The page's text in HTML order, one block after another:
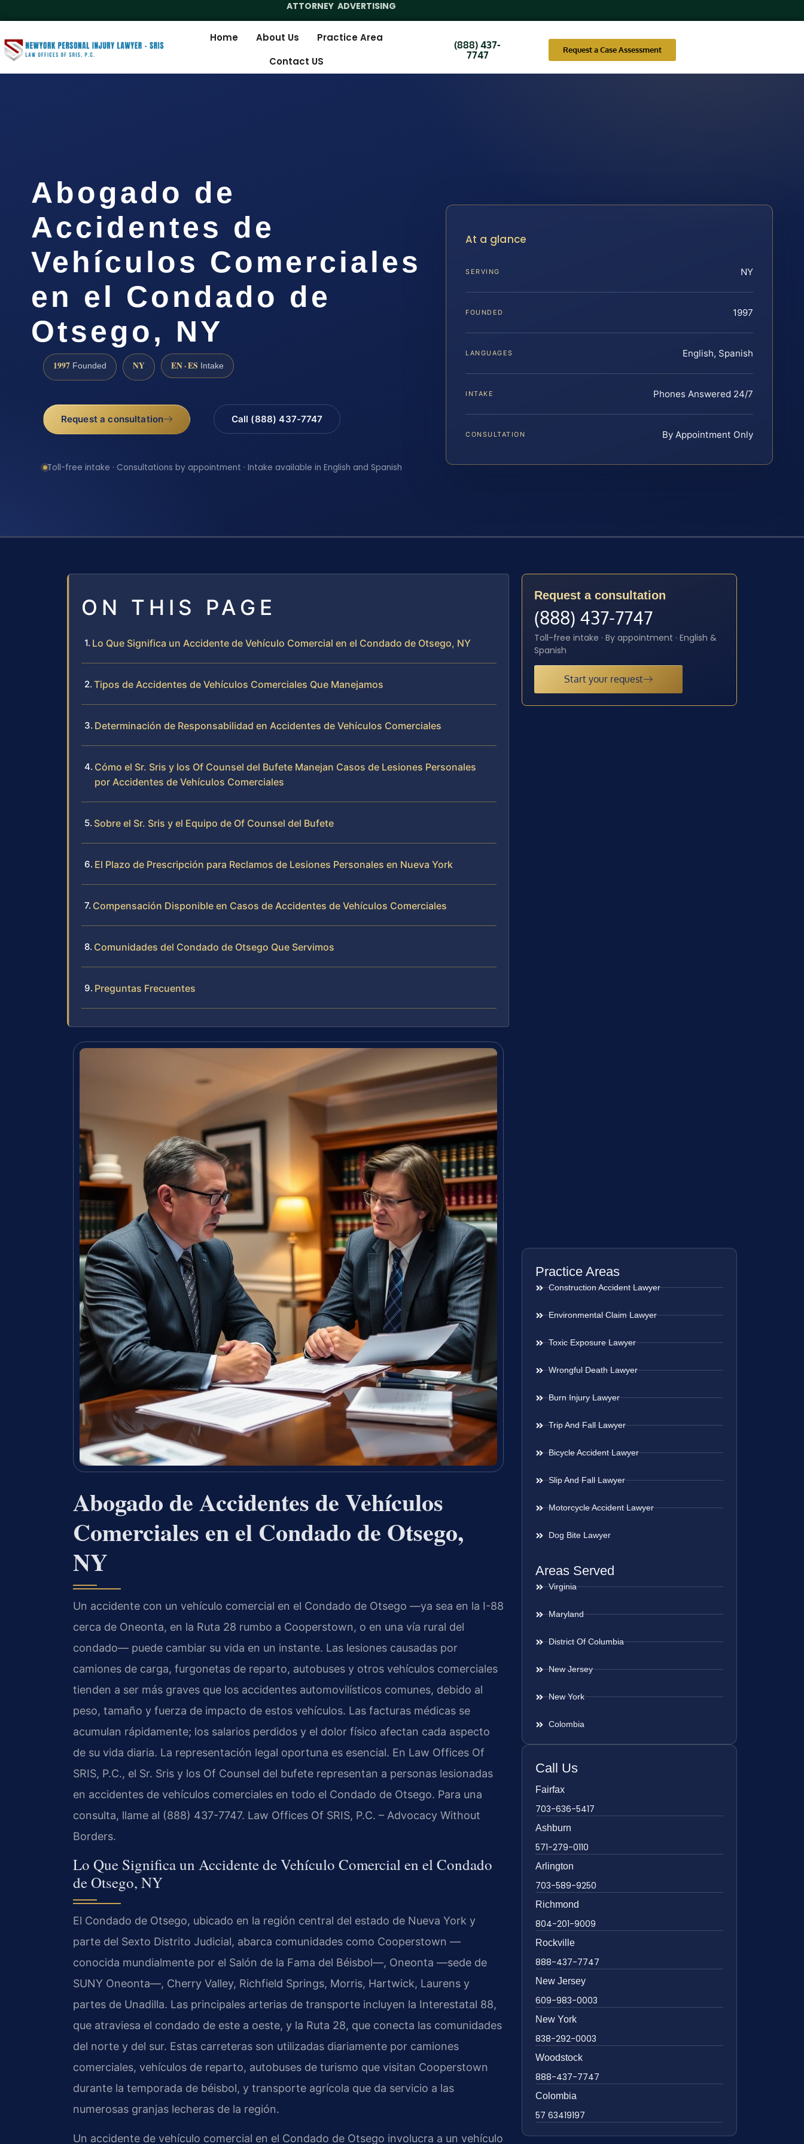
ATTORNEY ADVERTISING
Home About Us
Practice Area
Contact US
(888) 437-
7747
Request a Case Assessment
Abogado de
Accidentes de
Vehículos Comerciales
en el Condado de
Otsego, NY
1997 Founded NY EN · ES Intake
Request a consultation Call (888) 437-7747
Toll-free intake · Consultations by appointment · Intake available in English and Spanish
At a glance
SERVING NY
FOUNDED 1997
LANGUAGES English, Spanish
INTAKE Phones Answered 24/7
CONSULTATION By Appointment Only
ON THIS PAGE
Lo Que Significa un Accidente de Vehículo Comercial en el Condado de Otsego, NY
Tipos de Accidentes de Vehículos Comerciales Que Manejamos
Determinación de Responsabilidad en Accidentes de Vehículos Comerciales
Cómo el Sr. Sris y los Of Counsel del Bufete Manejan Casos de Lesiones Personales
por Accidentes de Vehículos Comerciales
Sobre el Sr. Sris y el Equipo de Of Counsel del Bufete
El Plazo de Prescripción para Reclamos de Lesiones Personales en Nueva York
Compensación Disponible en Casos de Accidentes de Vehículos Comerciales
Comunidades del Condado de Otsego Que Servimos
Preguntas Frecuentes
Abogado de Accidentes de Vehículos
Comerciales en el Condado de Otsego,
NY
Un accidente con un vehículo comercial en el Condado de Otsego —ya sea en la I-88
cerca de Oneonta, en la Ruta 28 rumbo a Cooperstown, o en una vía rural del
condado— puede cambiar su vida en un instante. Las lesiones causadas por
camiones de carga, furgonetas de reparto, autobuses y otros vehículos comerciales
tienden a ser más graves que los accidentes automovilísticos comunes, debido al
peso, tamaño y fuerza de impacto de estos vehículos. Las facturas médicas se
acumulan rápidamente; los salarios perdidos y el dolor físico afectan cada aspecto
de su vida diaria. La representación legal oportuna es esencial. En Law Offices Of
SRIS, P.C., el Sr. Sris y los Of Counsel del bufete representan a personas lesionadas
en accidentes de vehículos comerciales en todo el Condado de Otsego. Para una
consulta, llame al (888) 437-7747. Law Offices Of SRIS, P.C. – Advocacy Without
Borders.
Lo Que Significa un Accidente de Vehículo Comercial en el Condado
de Otsego, NY
El Condado de Otsego, ubicado en la región central del estado de Nueva York y
parte del Sexto Distrito Judicial, abarca comunidades como Cooperstown —
conocida mundialmente por el Salón de la Fama del Béisbol—, Oneonta —sede de
SUNY Oneonta—, Cherry Valley, Richfield Springs, Morris, Hartwick, Laurens y
partes de Unadilla. Las principales arterias de transporte incluyen la Interestatal 88,
que atraviesa el condado de este a oeste, y la Ruta 28, que conecta las comunidades
del norte y del sur. Estas carreteras son utilizadas diariamente por camiones
comerciales, vehículos de reparto, autobuses de turismo que visitan Cooperstown
durante la temporada de béisbol, y transporte agrícola que da servicio a las
numerosas granjas lecheras de la región.
Un accidente de vehículo comercial en el Condado de Otsego involucra a un vehículo
Request a consultation
(888) 437-7747
Toll-free intake · By appointment · English &
Spanish
Start your request
Practice Areas
Construction Accident Lawyer
Environmental Claim Lawyer
Toxic Exposure Lawyer
Wrongful Death Lawyer
Burn Injury Lawyer
Trip And Fall Lawyer
Bicycle Accident Lawyer
Slip And Fall Lawyer
Motorcycle Accident Lawyer
Dog Bite Lawyer
Areas Served
Virginia
Maryland
District Of Columbia
New Jersey
New York
Colombia
Call Us
Fairfax
703-636-5417
Ashburn
571-279-0110
Arlington
703-589-9250
Richmond
804-201-9009
Rockville
888-437-7747
New Jersey
609-983-0003
New York
838-292-0003
Woodstock
888-437-7747
Colombia
57 63419197